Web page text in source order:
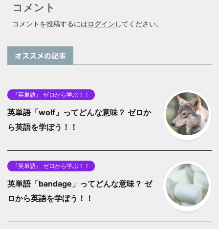
コメント
コメントを投稿するにはログイン してください。
オススメの記事
『英単語』 ゼロから学ぶ！！
英単語「wolf」ってどんな意味？ ゼロか
ら英語を学ぼう！！
『英単語』 ゼロから学ぶ！！
英単語「bandage」ってどんな意味？ ゼ
ロから英語を学ぼう！！